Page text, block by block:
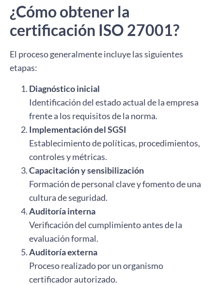
¿Cómo obtener la
certificación ISO 27001?
El proceso generalmente incluye las siguientes
etapas:
Diagnóstico inicial
Identificación del estado actual de la empresa
frente a los requisitos de la norma.
Implementación del SGSI
Establecimiento de políticas, procedimientos,
controles y métricas.
Capacitación y sensibilización
Formación de personal clave y fomento de una
cultura de seguridad.
Auditoría interna
Verificación del cumplimiento antes de la
evaluación formal.
Auditoría externa
Proceso realizado por un organismo
certificador autorizado.